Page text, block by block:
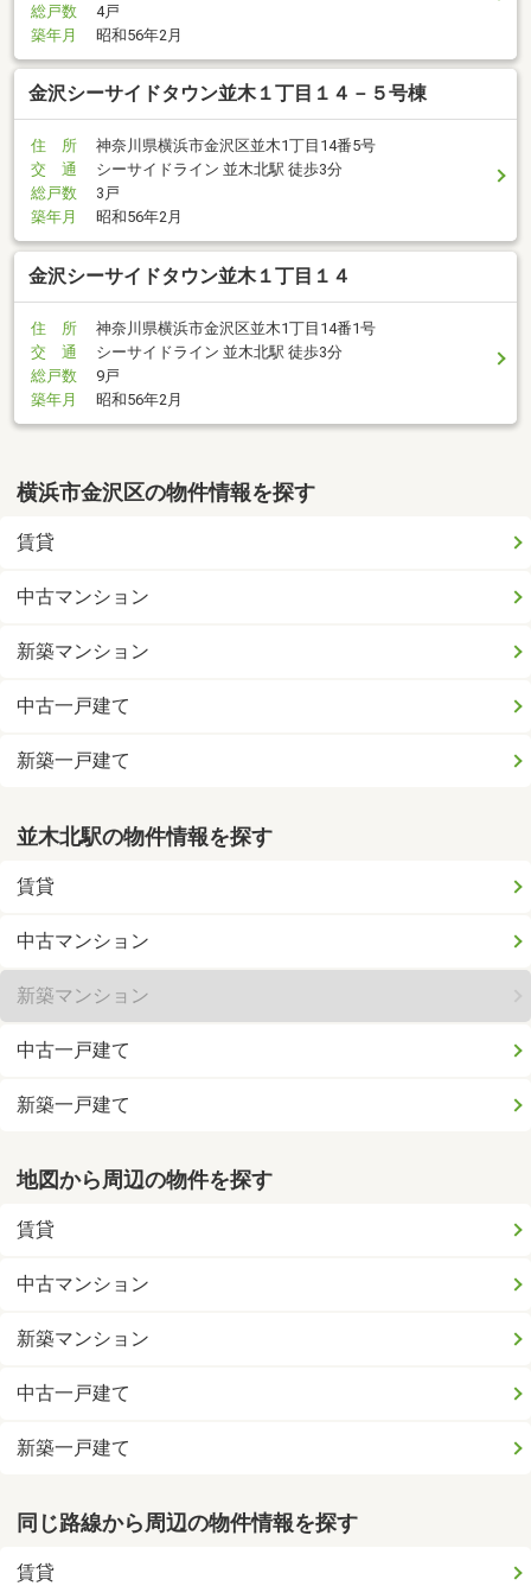
総戸数
4戸
築年月
昭和56年2月
金沢シーサイドタウン並木１丁目１４－５号棟
住 所
神奈川県横浜市金沢区並木1丁目14番5号
交 通
シーサイドライン 並木北駅 徒歩3分
総戸数
3戸
築年月
昭和56年2月
金沢シーサイドタウン並木１丁目１４
住 所
神奈川県横浜市金沢区並木1丁目14番1号
交 通
シーサイドライン 並木北駅 徒歩3分
総戸数
9戸
築年月
昭和56年2月
横浜市金沢区の物件情報を探す
賃貸
中古マンション
新築マンション
中古一戸建て
新築一戸建て
並木北駅の物件情報を探す
賃貸
中古マンション
新築マンション
中古一戸建て
新築一戸建て
地図から周辺の物件を探す
賃貸
中古マンション
新築マンション
中古一戸建て
新築一戸建て
同じ路線から周辺の物件情報を探す
賃貸